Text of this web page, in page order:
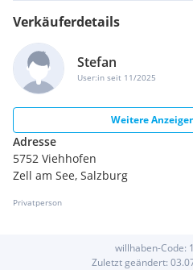
Verkäuferdetails
Stefan
User:in seit 11/2025
Weitere
Adresse
5752 Viehhofen
Zell am See, Salzburg
Privatperson
willhaben-Code:
Zuletzt geändert: